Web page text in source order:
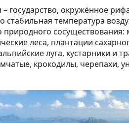
государство, окружённое
стабильная температура
природного сосуществования:
леса, плантации
луга, кустарники и
крокодилы, черепахи,